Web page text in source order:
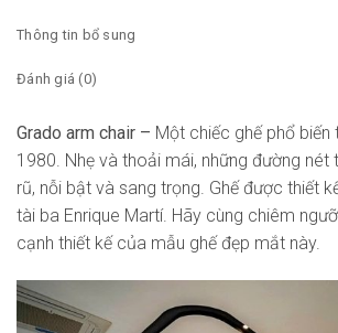
Thông tin bổ sung
Đánh giá (0)
Grado arm chair – Một chiếc ghế phổ biến
1980. Nhẹ và thoải mái, những đường nét
rũ, nỗi bật và sang trọng. Ghế được thiết
tài ba Enrique Martí. Hãy cùng chiêm
cạnh thiết kế của mẫu ghế đẹp mắt này.